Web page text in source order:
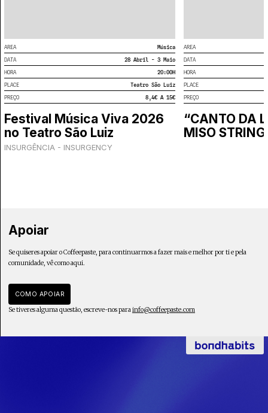
AREA
Música
DATA
28 Abril - 3 Maio
HORA
20:00H
PLACE
Teatro São Luiz
PREÇO
8,4€ A 15€
Festival Música Viva 2026
no Teatro São Luiz
INSURGÊNCIA - INSURGENCY
AREA
DATA
HORA
PLACE
PREÇO
“CANTO DA
MISO
Apoiar
Se quiseres apoiar o Coffeepaste, para continuarmos a fazer mais e melhor por ti e pela
comunidade, vê como aqui.
COMO APOIAR
Se tiveres alguma questão, escreve-nos parainfo@coffeepaste.com